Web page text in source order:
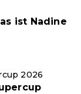
ist Nadine
2026